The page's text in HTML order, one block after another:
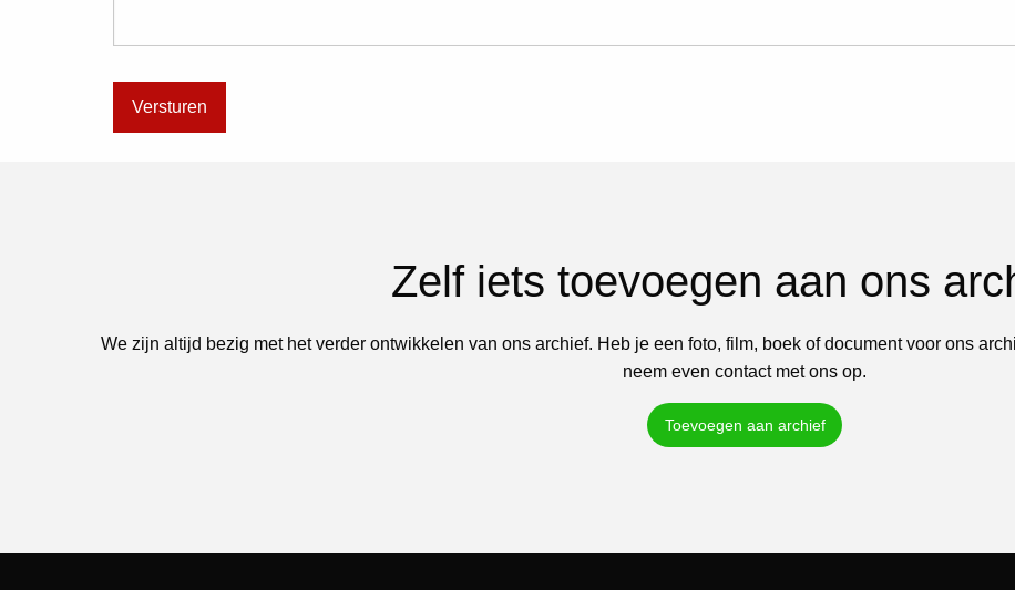
Zelf iets toevoegen aan ons
We zijn altijd bezig met het verder ontwikkelen van ons archief. Heb je een foto, film, boek of document voor ons
neem even contact met ons op.
Toevoegen aan archief